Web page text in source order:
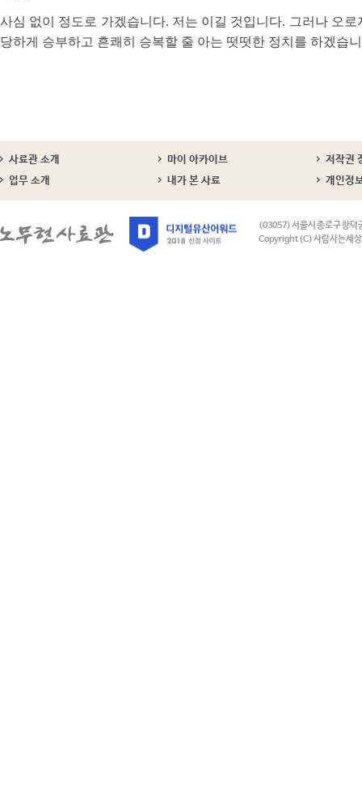
사심 없이 정도로 가겠습니다. 저는 이길 것입니다. 그러나 오
당하게 승부하고 흔쾌히 승복할 줄 아는 떳떳한 정치를 하겠습
사료관 소개 마이 아카이브
저작권
업무 소개
내가 본 사료 개인정
(03057) 서울시 종로구 창덕
Copyright (C) 사람사는세